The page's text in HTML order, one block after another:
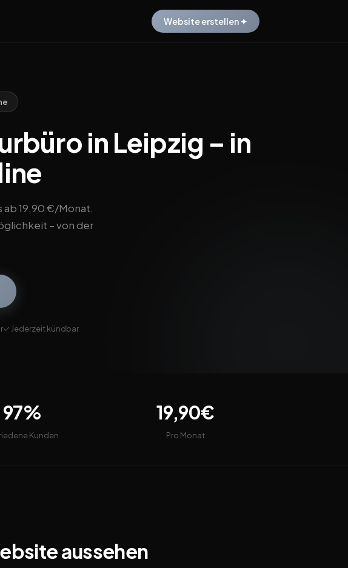
Website erstellen ✦
in Leipzig – in
19,90 €/Monat.
– von der
✓ Jederzeit kündbar
97%
Kunden
19,90€
Pro Monat
aussehen